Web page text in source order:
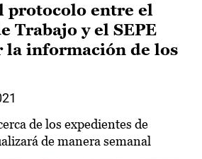
protocolo entre el
Trabajo y el SEPE
la información de los
de los expedientes de
de manera semanal